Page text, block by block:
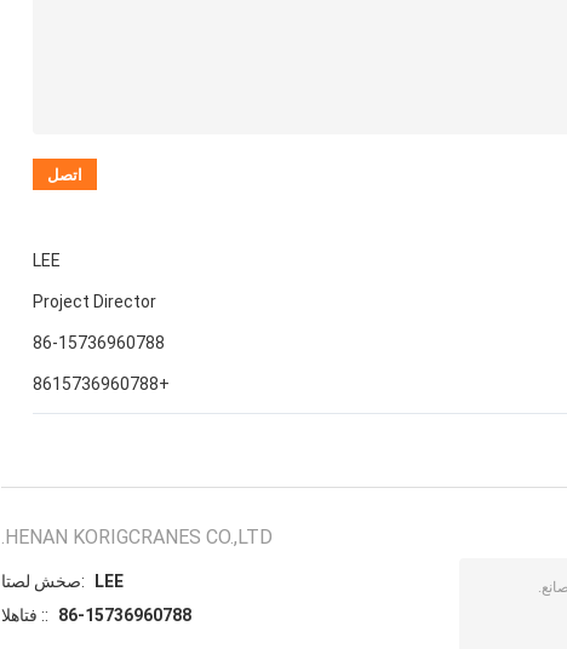
LEE
Project Director
86-15736960788
+8615736960788
HENAN KORIGCRANES CO.,LTD.
اتصل شخص:
LEE
الهاتف ::
86-15736960788